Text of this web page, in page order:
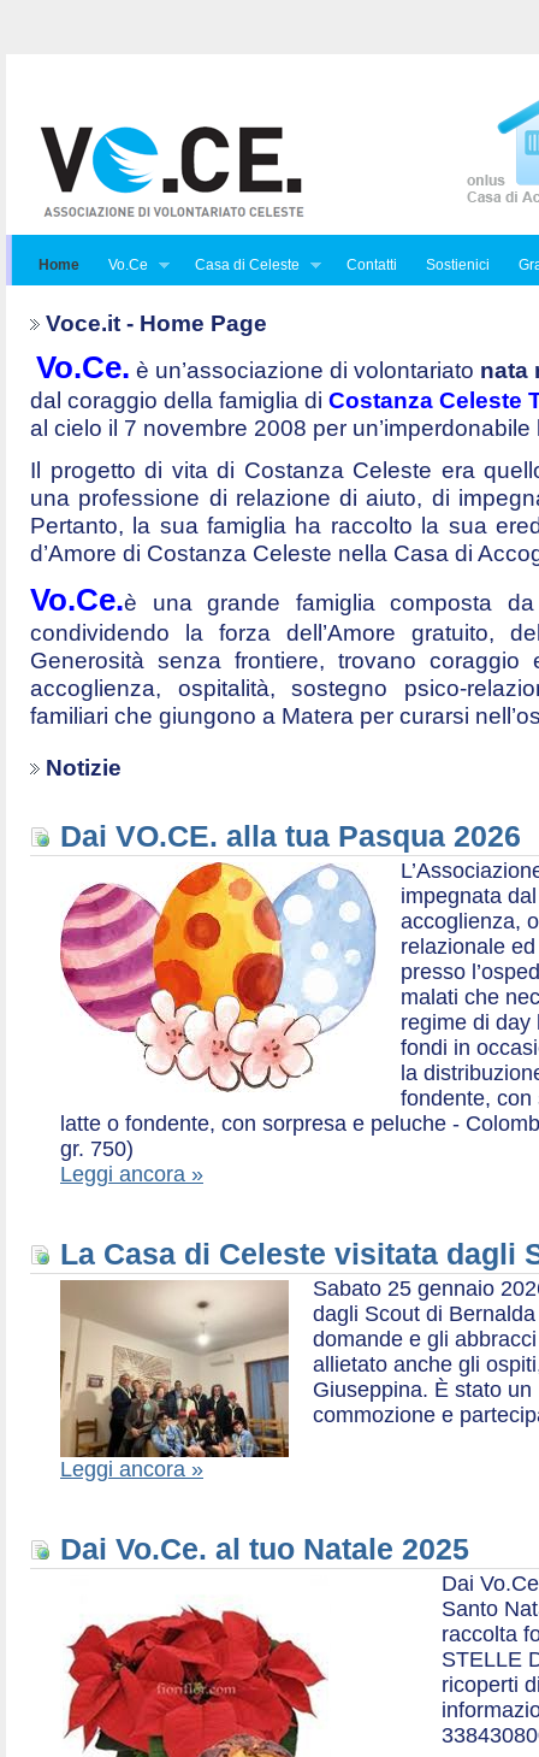
Home Vo.Ce Casa di Celeste Contatti Sostienici
Voce.it - Home Page
Vo.Ce. è un’associazione di volontariato nata
dal coraggio della famiglia di Costanza Celeste
al cielo il 7 novembre 2008 per
Il progetto di vita di Costanza Celeste era
una professione di relazione di aiuto, di
Pertanto, la sua famiglia ha raccolto la sua
d’Amore di Costanza Celeste nella Casa di
Vo.Ce.è una grande famiglia composta
condividendo la forza dell’Amore gratuito,
Generosità senza frontiere, trovano
accoglienza, ospitalità, sostegno psico-
familiari che giungono a Matera per curarsi
Notizie
Dai VO.CE. alla tua Pasqua 2026
impegnata
accoglienza,
relazionale
presso
malati che
regime di day
fondi in
la
fondente, con
latte o fondente, con sorpresa e peluche -
gr. 750)
Leggi ancora »
La Casa di Celeste visitata dagli
Sabato 25 gennaio
dagli Scout di
domande e gli
allietato anche gli
Giuseppina. È stato
commozione e
Leggi ancora »
Dai Vo.Ce. al tuo Natale 2025
Dai
Santo
raccolta
STELLE
ricoperti